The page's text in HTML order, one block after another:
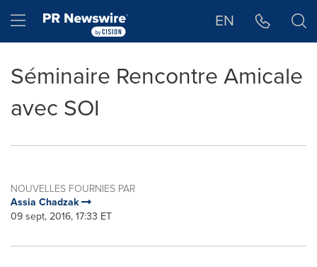
Hamburger menu EN
Séminaire Rencontre Amicale
avec SOI
NOUVELLES FOURNIES PAR
Assia Chadzak
09 sept, 2016, 17:33 ET